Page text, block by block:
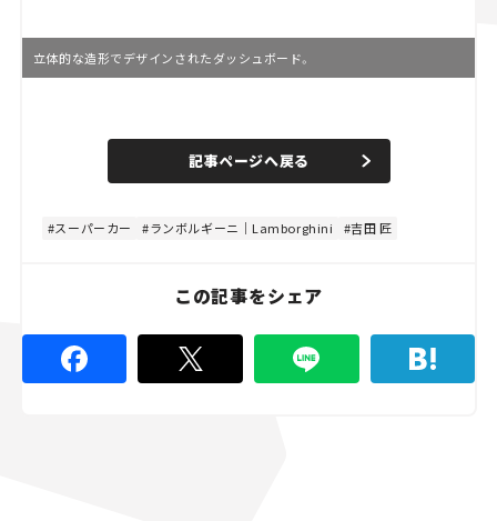
立体的な造形でデザインされたダッシュボード。
n
e
d
4
%
記事ページへ戻る
スーパーカー ランボルギーニ｜Lamborghini 吉田 匠
この記事をシェア